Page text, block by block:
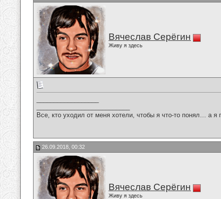
Вячеслав Серёгин
Живу я здесь
Все, кто уходил от меня хотели, чтобы я что-то понял… а
26.09.2018, 00:32
Вячеслав Серёгин
Живу я здесь